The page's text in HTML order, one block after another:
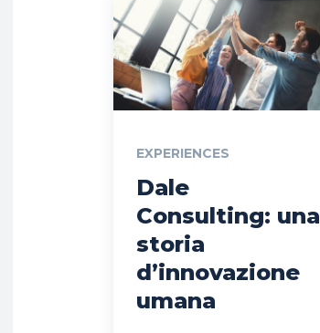
EXPERIENCES
Dale
Consulting: una
storia
d’innovazione
umana